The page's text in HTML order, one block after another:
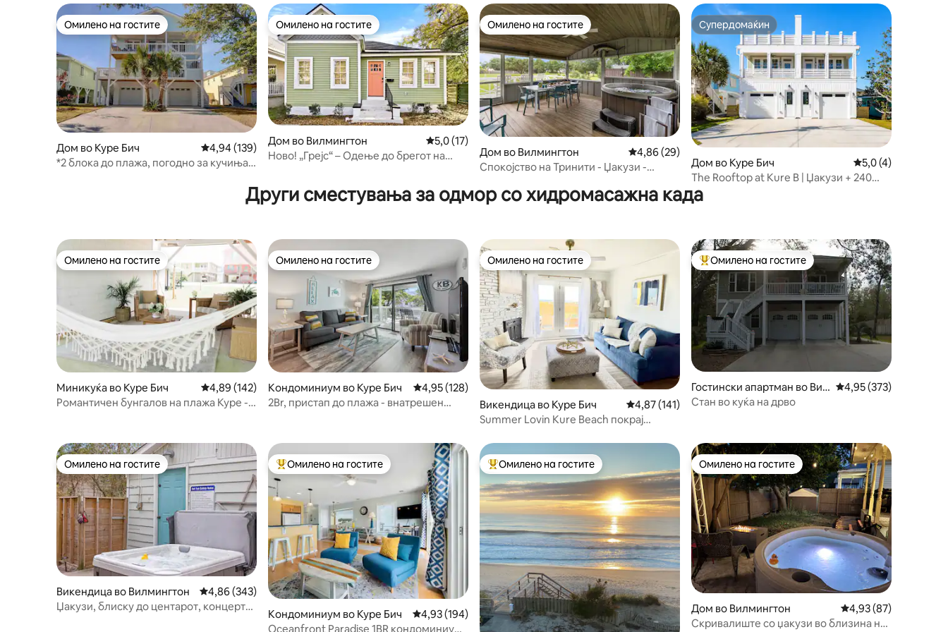
Омилено на гостите
Омилено на гостите
Дом во Куре Бич Просечна оцена: 4,94 од 5, 139 рецензии
4,94 (139)
*2 блока до плажа, погодно за кучиња
Омилено на гостите
Омилено на гостите
Дом во Вилмингтон Просечна оцена: 5,0 од 5, 17 рецензии
5,0 (17)
Ново! „Грејс“ – Одење до брегот на
Омилено на гостите
Омилено на гостите
Дом во Вилмингтон Просечна оцена: 4,86 од 5, 29 рецензии
4,86 (29)
Спокојство на Тринити - Џакузи -
Супердомаќин
Супердомаќин
Дом во Куре Бич Просечна оцена:
5,0 (4)
The Rooftop at Kure B | Џакузи + 240
метри до плажата
Други сместувања за одмор со хидромасажна када
Омилено на гостите
Омилено на гостите
Миникуќа во Куре Бич Просечна оцена: 4,89 од 5, 142 рецензии
4,89 (142)
Романтичен бунгалов на плажа Куре -
Омилено на гостите
Омилено на гостите
Кондоминиум во Куре Бич Просечна оцена: 4,95 од 5, 128 рецензии
4,95 (128)
2Br, пристап до плажа - внатрешен
Омилено на гостите
Омилено на гостите
Викендица во Куре Бич Просечна оцена: 4,87 од 5, 141 рецензии
4,87 (141)
Summer Lovin Kure Beach покрај
Меѓу најуспешните „Омилени на гостите“
Омилено на гостите
Гостински апартман во Вил
мингтон
Просечна оцена: 4,95
4,95 (373)
Стан во куќа на дрво
Омилено на гостите
Омилено на гостите
Викендица во Вилмингтон Просечна оцена: 4,86 од 5, 343 рецензии
4,86 (343)
Џакузи, блиску до центарот, концерти
Меѓу најуспешните „Омилени на гостите“
Омилено на гостите
Кондоминиум во Куре Бич Просечна оцена: 4,93 од 5, 194 рецензии
4,93 (194)
Oceanfront Paradise 1BR кондоминиум
Меѓу најуспешните „Омилени на гостите“
Омилено на гостите Омилено на гостите
Омилено на гостите
Дом во Вилмингтон Просечна оцена:
4,93 (87)
Скривалиште со џакузи во близина на